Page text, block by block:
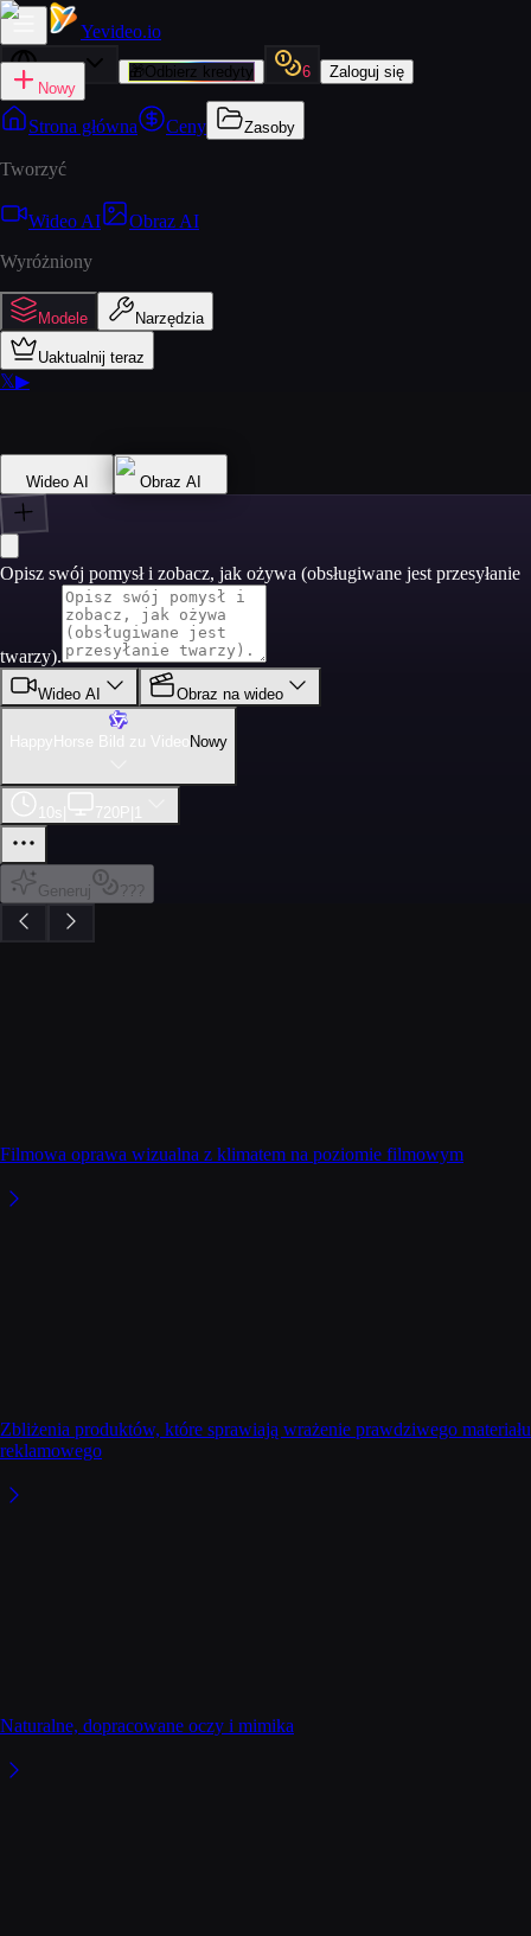
Yevideo.io
🎁Odbierz kredyty 6
Zaloguj się
Nowy
Strona główna Ceny Zasoby
Tworzyć
Wideo AI
Obraz AI
Wyróżniony
Modele Narzędzia
Uaktualnij teraz
𝕏▶
Wideo AI Obraz AI
Opisz swój pomysł i zobacz, jak ożywa (obsługiwane jest przesyłanie
twarzy).
Wideo AI Obraz na wideo
HappyHorse Bild zu Video Nowy
10s 720P 1
Generuj ???
Filmowa oprawa wizualna z klimatem na poziomie filmowym
Zbliżenia produktów, które sprawiają wrażenie prawdziwego materiału
reklamowego
Naturalne, dopracowane oczy i mimika